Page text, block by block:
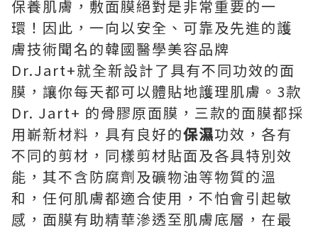
保養肌膚，敷面膜絕對是非常重要的一
環！因此，一向以安全、可靠及先進的護
膚技術聞名的韓國醫學美容品牌
Dr.Jart+就全新設計了具有不同功效的面
膜，讓你每天都可以體貼地護理肌膚。3款
Dr. Jart+ 的骨膠原面膜，三款的面膜都採
用嶄新材料，具有良好的保濕功效，各有
不同的剪材，同樣剪材貼面及各具特別效
能，其不含防腐劑及礦物油等物質的溫
和，任何肌膚都適合使用，不怕會引起敏
感，面膜有助精華滲透至肌膚底層，在最